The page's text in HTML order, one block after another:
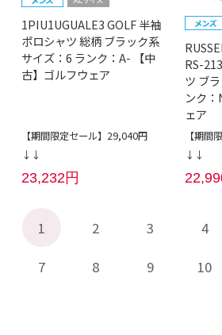
1PIU1UGUALE3 GOLF 半袖
ポロシャツ 総柄 ブラック系
サイズ：6 ランク：A- 【中
古】ゴルフウェア
【期間限定セール】29,040円
↓↓
23,232円
RS-
ツ ブ
ンク
ェア
【期間
↓↓
1 2 3 4
7 8 9 10